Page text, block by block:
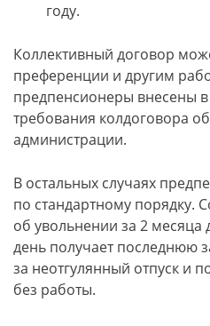
году.
Коллективный договор
преференции и другим
предпенсионеры внесены
требования колдоговора
администрации.
В остальных случаях
по стандартному порядку.
об увольнении за 2 месяца
день получает последнюю
за неотгулянный отпуск и
без работы.